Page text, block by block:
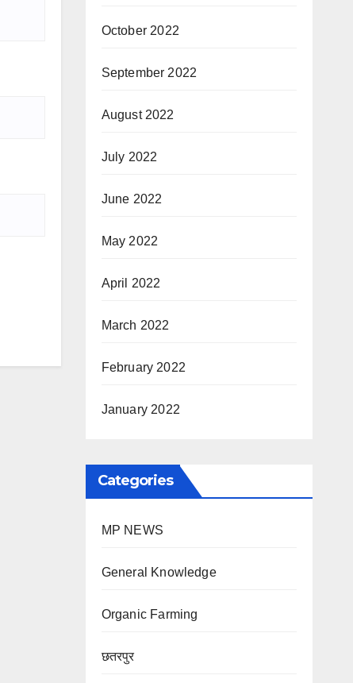
October 2022
September 2022
August 2022
July 2022
June 2022
May 2022
April 2022
March 2022
February 2022
January 2022
Categories
MP NEWS
General Knowledge
Organic Farming
छतरपुर